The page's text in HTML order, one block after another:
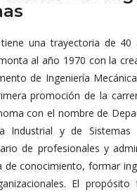
tiene una trayectoria de
al año 1970 con la
de Ingeniería
promoción de la
con el nombre de
Industrial y de
de profesionales y
de conocimiento, formar
El